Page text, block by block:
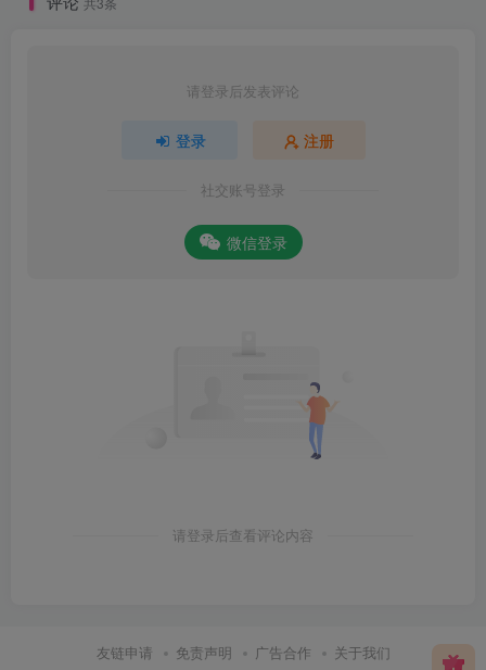
请登录后发表评论
登录 注册
社交账号登录
微信登录
请登录后查看评论内容
友链申请 免责声明 广告合作 关于我们